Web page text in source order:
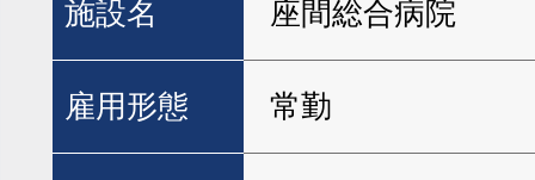
施設名 座間総合病院
雇用形態 常勤